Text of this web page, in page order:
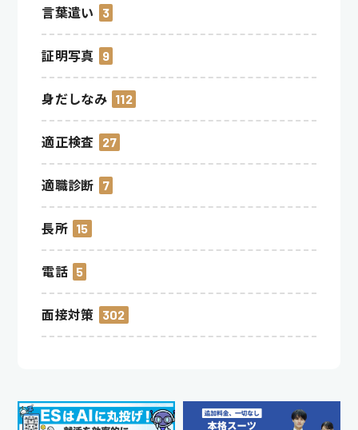
言葉遣い 3
証明写真 9
身だしなみ 112
適正検査 27
適職診断 7
長所 15
電話 5
面接対策 302